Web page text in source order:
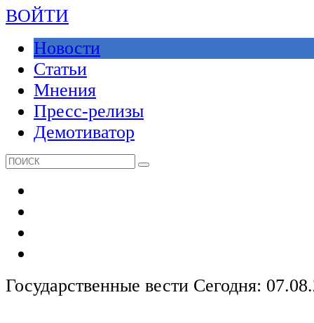
ВОЙТИ
Новости
Статьи
Мнения
Пресс-релизы
Демотиватор
Государственные вести Сегодня: